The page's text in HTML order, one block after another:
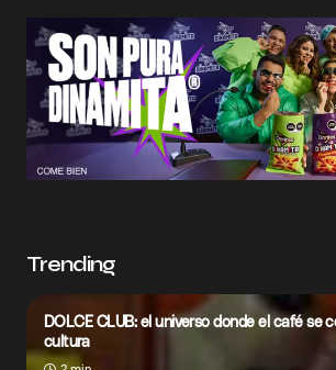
Trending
DOLCE CLUB: el universo donde el café se
cultura